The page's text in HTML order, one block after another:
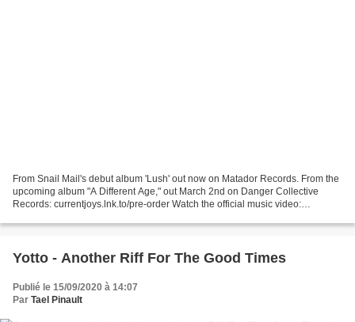
From Snail Mail's debut album 'Lush' out now on Matador Records. From the
upcoming album "A Different Age," out March 2nd on Danger Collective
Records: currentjoys.lnk.to/pre-order Watch the official music video:
Yotto - Another Riff For The Good Times
Publié le 15/09/2020 à 14:07
Par Tael Pinault